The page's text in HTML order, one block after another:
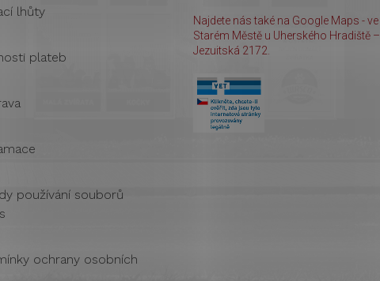
lhůty
plateb
používání souborů
ochrany osobních
Najdete nás také na Google Maps - ve
Starém Městě u Uherského Hradiště –
Jezuitská 2172.